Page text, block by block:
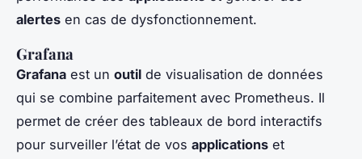
alertes en cas de dysfonctionnement.
Grafana
Grafana est un outil de visualisation de données
qui se combine parfaitement avec Prometheus. Il
permet de créer des tableaux de bord interactifs
pour surveiller l’état de vos applications et